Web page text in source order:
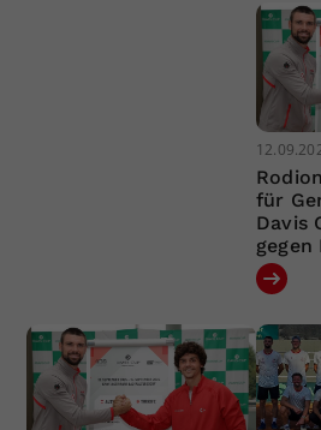
für
Davis
gegen